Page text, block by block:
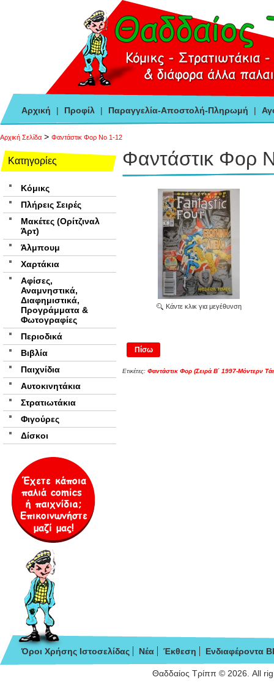
Αρχική | Προφίλ | Παραγγελία-Αποστολή-Πληρωμή |
Αρχική Σελίδα > Φαντάστικ Φορ Νο 1-12
Φαντάστικ Φορ
Κάντε κλικ για μεγέθυνση
Πίσω
Ετικέτες: Φαντάστικ Φορ (Σειρά Β΄ 1997-Μόντερν
Κατηγορίες
Κόμικς
Πλήρεις Σειρές
Μακέτες (Ορίτζιναλ
Άρτ)
Άλμπουμ
Χαρτάκια
Αφίσες,
Αναμνηστικά,
Διαφημιστικά,
Προγράμματα &
Φωτογραφίες
Περιοδικά
Βιβλία
Παιχνίδια
Αυτοκινητάκια
Στρατιωτάκια
Φιγούρες
Δίσκοι
Όροι Χρήσης Ιστοσελίδας Νέα Έκθεση Ενδιαφέροντα
Θαδδαίος Τρίππ © 2026. All